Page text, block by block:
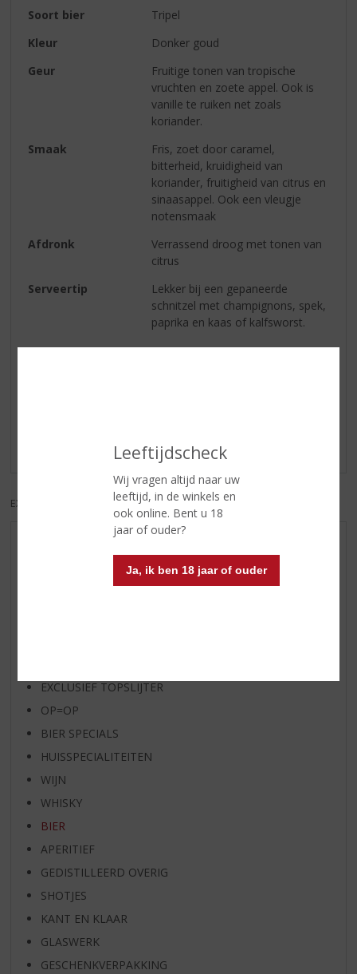
Leeftijdscheck
Wij vragen altijd naar uw
leeftijd, in de winkels en
ook online. Bent u 18
jaar of ouder?
Ja, ik ben 18 jaar of ouder
Soort bier
Tripel
Kleur
Donker goud
Geur
Fruitige tonen van tropische
vruchten en zoete appel. Ook is
vanille te ruiken net zoals
koriander.
Smaak
Fris, zoet door caramel,
bitterheid, kruidigheid van
koriander, fruitigheid van citrus en
sinaasappel. Ook een vleugje
notensmaak
Afdronk
Verrassend droog met tonen van
citrus
Serveertip
Lekker bij een gepaneerde
schnitzel met champignons, spek,
paprika en kaas of kalfsworst.
Er zijn nog geen reviews geplaatst voor dit product
EXCL. BTW INCL. BTW
WIJN VAN DE MAAND
EXCLUSIEF TOPSLIJTER
OP=OP
BIER SPECIALS
HUISSPECIALITEITEN
WIJN
WHISKY
BIER
APERITIEF
GEDISTILLEERD OVERIG
SHOTJES
KANT EN KLAAR
GLASWERK
GESCHENKVERPAKKING